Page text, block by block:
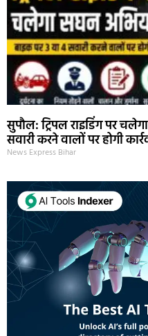
सुपौल: ट्रिपल राइडिंग पर
सवारी करने वालों पर होगी
News Express Bihar